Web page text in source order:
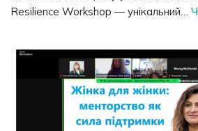
Resilience Workshop — унікальний…